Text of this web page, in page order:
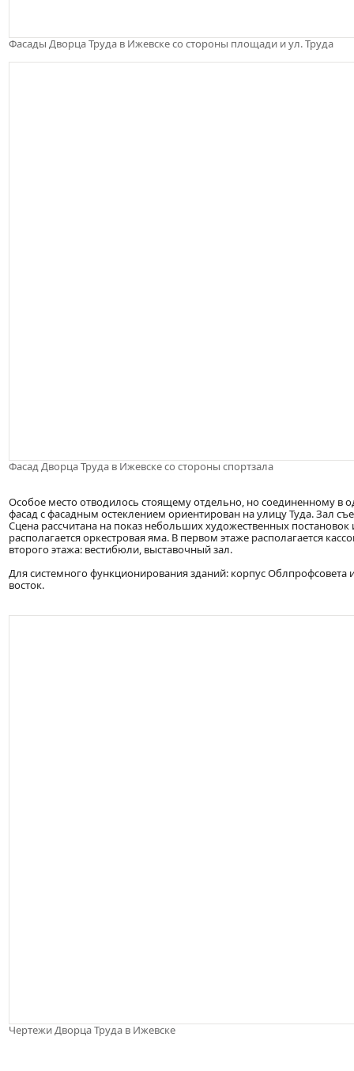
Фасады Дворца Труда в Ижевске со стороны площади и ул. Труда
Фасад Дворца Труда в Ижевске со стороны спортзала
Особое место отводилось стоящему отдельно, но соединенному
фасад с фасадным остеклением ориентирован на улицу Туда. Зал
Сцена рассчитана на показ небольших художественных
располагается оркестровая яма. В первом этаже располагается
второго этажа: вестибюли, выставочный зал.
Для системного функционирования зданий: корпус
восток.
Чертежи Дворца Труда в Ижевске